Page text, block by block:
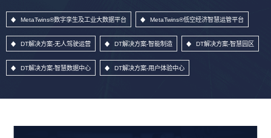
MetaTwins®数字孪生及工业大数据平台 MetaTwins®低空经济智慧运管平台
DT解决方案-无人驾驶运营 DT解决方案-智能制造 DT解决方案-智慧园区
DT解决方案-智慧数据中心 DT解决方案-用户体验中心